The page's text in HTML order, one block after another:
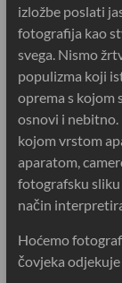
izložbe poslati
fotografija kao
svega. Nismo
populizma koji
oprema s kojom
osnovi i
kojom vrstom
aparatom,
fotografsku
način
Hoćemo
čovjeka